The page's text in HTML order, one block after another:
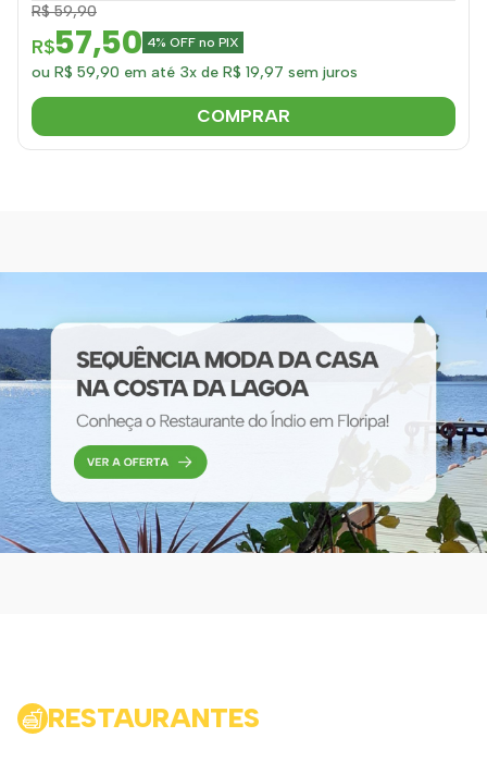
R$ 59,90
R$57,50 4% OFF no PIX
ou R$ 59,90 em até 3x de R$ 19,97 sem juros
COMPRAR
RESTAURANTES